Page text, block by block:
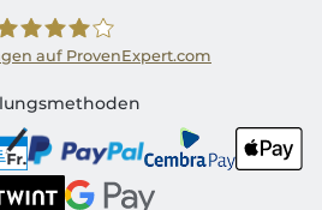
CH
auf ProvenExpert.com